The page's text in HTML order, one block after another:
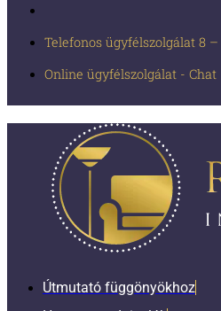
Telefonos ügyfélszolgálat 8
Online ügyfélszolgálat - Chat
Útmutató függönyökhoz